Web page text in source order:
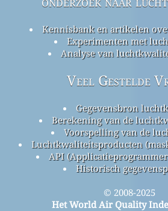
Kennisbank en artikelen
Experimenten met
Analyse van
Veel Gestelde
Gegevensbron
Berekening van de
Voorspelling van de
Luchtkwaliteitsproducten
API
Historisch
© 2008-2025
Het World Air Quality